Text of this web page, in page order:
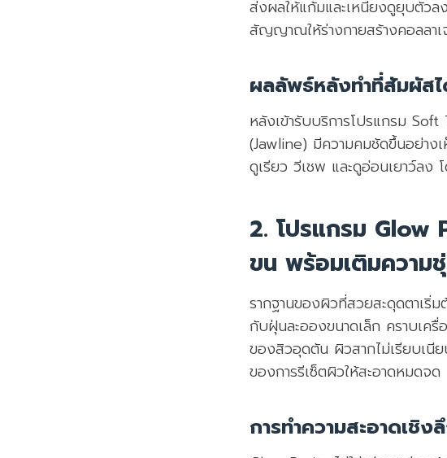
ส่งผลให้แก้มและเหนียงดูยุบตัวล
สัญญาณให้ร่างกายสร้างคอลลาเ
ผลลัพธ์หลังทำที่สัมผัส
หลังเข้ารับบริการโปรแกรม
(Jawline) มีความคมชัดขึ้นอย่าง
ดูเรียว วีเชพ และดูอ่อนเยาว์ลง
2. โปรแกรม Glow
ขน พร้อมเติมความ
รากฐานของผิวที่สวยสะดุดตาเริ่
กับฝุ่นละอองขนาดเล็ก คราบเค
ของสิวอุดตัน ผิวสากไม่เรียบเนี
ของการรีเซ็ตผิวให้สะอาดหมดจด
การทำความสะอาดเชิ